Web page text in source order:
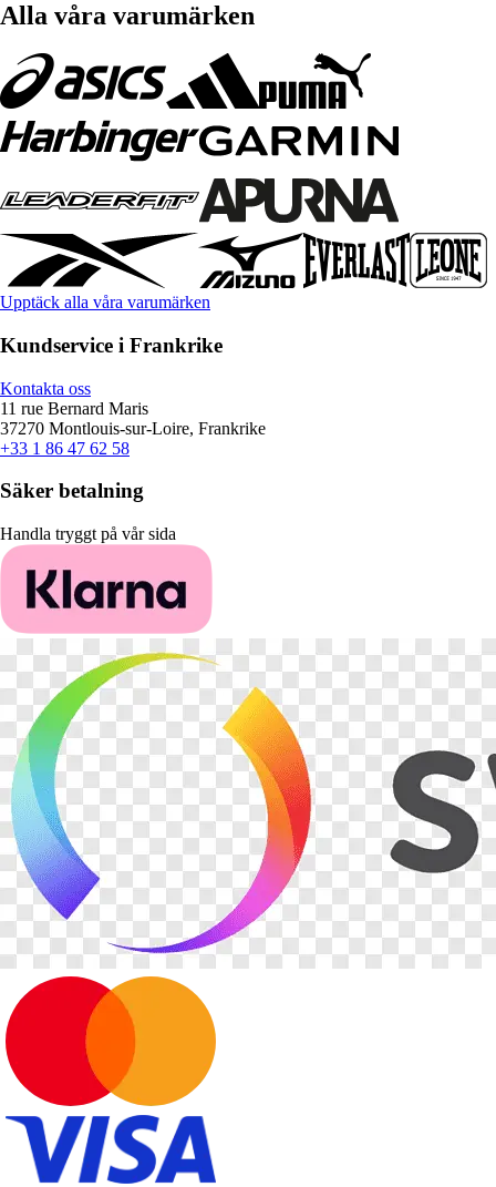
Alla våra varumärken
Upptäck alla våra varumärken
Kundservice i Frankrike
Kontakta oss
11 rue Bernard Maris
37270 Montlouis-sur-Loire, Frankrike
+33 1 86 47 62 58
Säker betalning
Handla tryggt på vår sida